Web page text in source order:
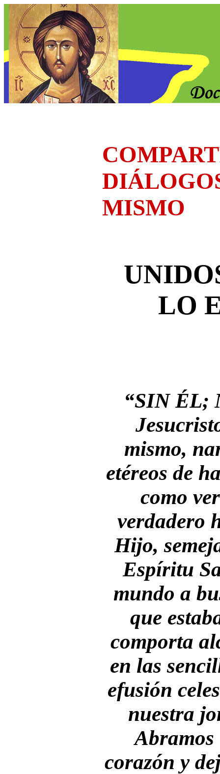
MISMO
LO
“SIN ÉL;
mismo,
etéreos de
como
verdadero
Hijo,
Espíritu
mundo a
que
comporta
en las
efusión
nuestra
Abramos
corazón y